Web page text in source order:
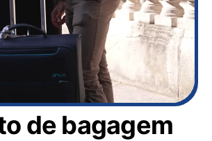
de bagagem